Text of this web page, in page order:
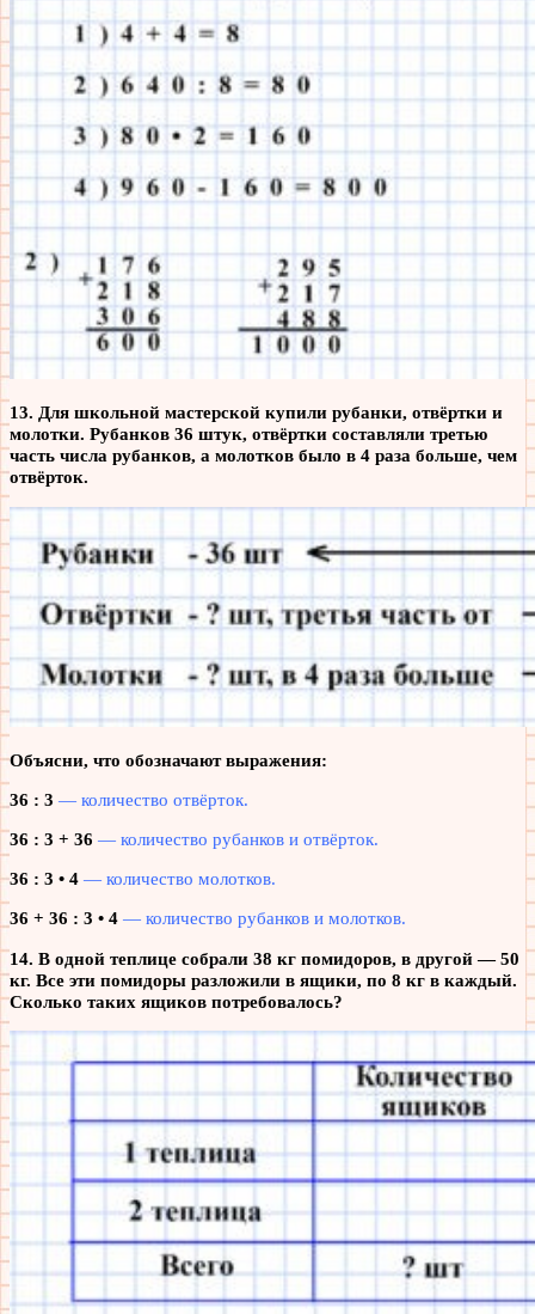
13. Для школьной мастерской купили рубанки, отвёртки и
молотки. Рубанков 36 штук, отвёртки составляли третью
часть числа рубанков, а молотков было в 4 раза больше, чем
отвёрток.
Объясни, что обозначают выражения:
36 : 3 — количество отвёрток.
36 : 3 + 36 — количество рубанков и отвёрток.
36 : 3 • 4 — количество молотков.
36 + 36 : 3 • 4 — количество рубанков и молотков.
14. В одной теплице собрали 38 кг помидоров, в другой — 50
кг. Все эти помидоры разложили в ящики, по 8 кг в каждый.
Сколько таких ящиков потребовалось?